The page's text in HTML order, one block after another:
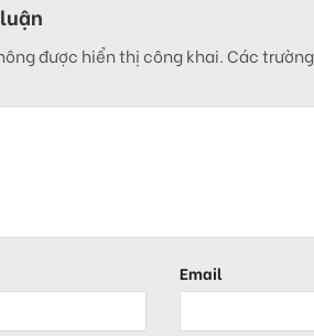
được hiển thị công khai. Các
Email